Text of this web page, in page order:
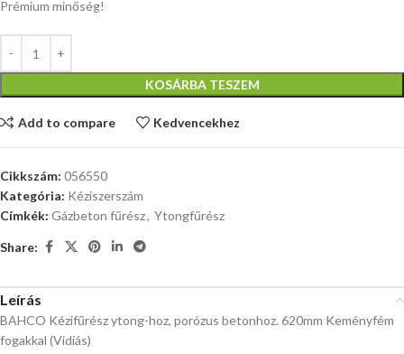
Prémium minőség!
KOSÁRBA TESZEM
Add to compare Kedvencekhez
Cikkszám: 056550
Kategória: Kéziszerszám
Címkék: Gázbeton fűrész, Ytongfűrész
Share:
Leírás
BAHCO Kézifűrész ytong-hoz, porózus betonhoz. 620mm Keményfém
fogakkal (Vidiás)